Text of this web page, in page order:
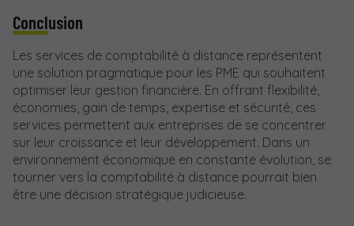
Conclusion
Les services de comptabilité à distance représentent
une solution pragmatique pour les PME qui souhaitent
optimiser leur gestion financière. En offrant flexibilité,
économies, gain de temps, expertise et sécurité, ces
services permettent aux entreprises de se concentrer
sur leur croissance et leur développement. Dans un
environnement économique en constante évolution, se
tourner vers la comptabilité à distance pourrait bien
être une décision stratégique judicieuse.